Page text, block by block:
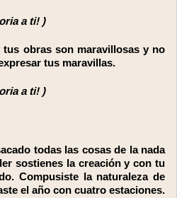
a ti! )
tus obras son maravillosas y no
tus maravillas.
a ti! )
todas las cosas de la nada
sostienes la creación y con tu
Compusiste la naturaleza de
el año con cuatro estaciones.